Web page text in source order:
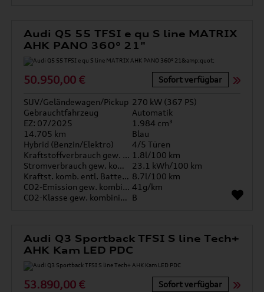
Audi Q5 55 TFSI e qu S line MATRIX
AHK PANO 360° 21"
50.950,00 € Sofort verfügbar
SUV/Geländewagen/Pickup 270 kW (367 PS)
Gebrauchtfahrzeug
Automatik
EZ: 07/2025
1.984 cm³
14.705 km
Blau
Hybrid (Benzin/Elektro)
4/5 Türen
Kraftstoffverbrauch gew. kombiniert 1.8l/100 km
Stromverbrauch gew. kombiniert
23.1 kWh/100 km
Kraftst. komb. entl. Batterie 8.7l/100 km
CO2-Emission gew. kombiniert 41g/km
CO2-Klasse gew. kombiniert B
Audi Q3 Sportback TFSI S line Tech+
AHK Kam LED PDC
53.890,00 € Sofort verfügbar